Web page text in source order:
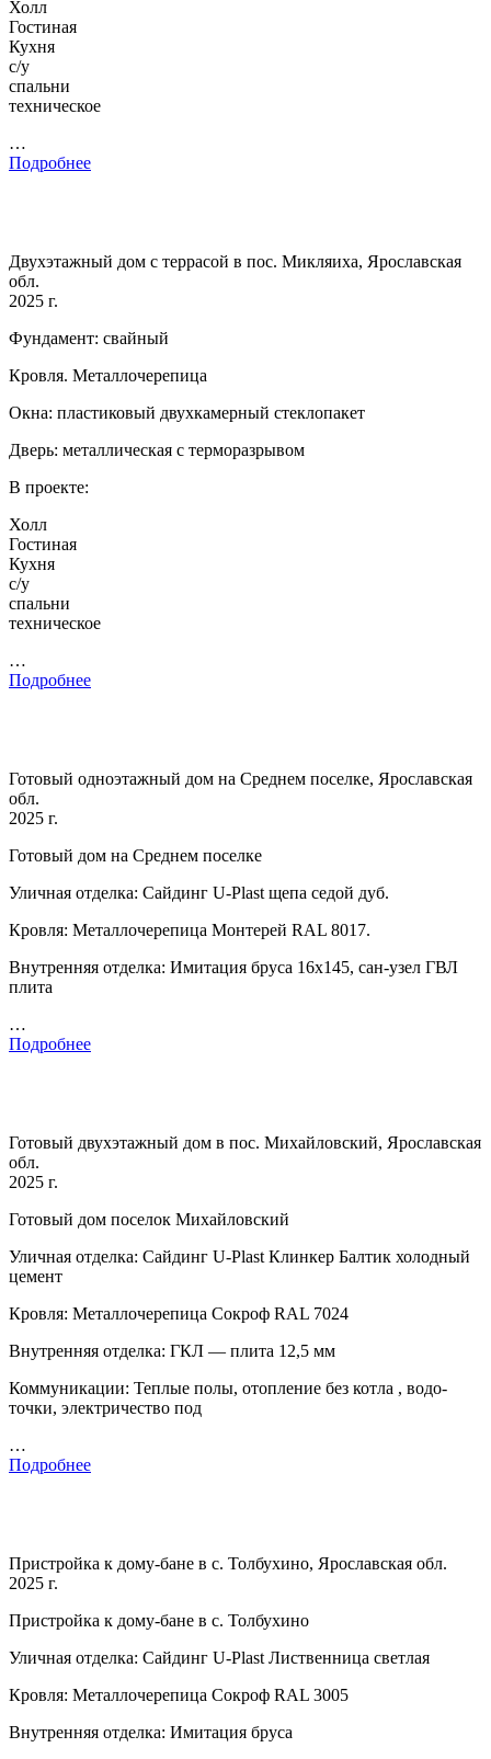
Холл
Гостиная
Кухня
с/у
спальни
техническое
…
Подробнее
Двухэтажный дом с террасой в пос. Микляиха, Ярославская
обл.
2025 г.
Фундамент: свайный
Кровля. Металлочерепица
Окна: пластиковый двухкамерный стеклопакет
Дверь: металлическая с терморазрывом
В проекте:
Холл
Гостиная
Кухня
с/у
спальни
техническое
…
Подробнее
Готовый одноэтажный дом на Среднем поселке, Ярославская
обл.
2025 г.
Готовый дом на Среднем поселке
Уличная отделка: Сайдинг U-Plast щепа седой дуб.
Кровля: Металлочерепица Монтерей RAL 8017.
Внутренняя отделка: Имитация бруса 16х145, сан-узел ГВЛ
плита
…
Подробнее
Готовый двухэтажный дом в пос. Михайловский, Ярославская
обл.
2025 г.
Готовый дом поселок Михайловский
Уличная отделка: Сайдинг U-Plast Клинкер Балтик холодный
цемент
Кровля: Металлочерепица Сокроф RAL 7024
Внутренняя отделка: ГКЛ — плита 12,5 мм
Коммуникации: Теплые полы, отопление без котла , водо-
точки, электричество под
…
Подробнее
Пристройка к дому-бане в с. Толбухино, Ярославская обл.
2025 г.
Пристройка к дому-бане в с. Толбухино
Уличная отделка: Сайдинг U-Plast Лиственница светлая
Кровля: Металлочерепица Сокроф RAL 3005
Внутренняя отделка: Имитация бруса